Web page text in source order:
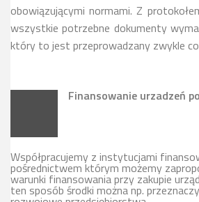
obowiązującymi normami. Z
wszystkie potrzebne dokumenty
który to jest przeprowadzany zwykle
Finansowanie urzadzeń
Współpracujemy z instytucjami
pośrednictwem którym możemy
warunki finansowania przy zakupie
ten sposób środki można np.